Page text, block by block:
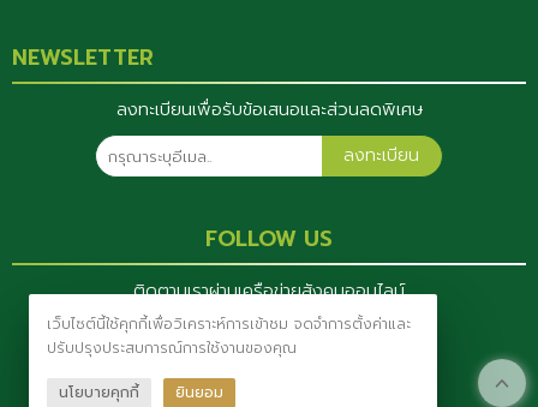
NEWSLETTER
ลงทะเบียนเพื่อรับข้อเสนอและส่วนลดพิเศษ
ลงทะเบียน
FOLLOW US
ติดตามเราผ่านเครือข่ายสังคมออนไลน์
เว็บไซต์นี้ใช้คุกกี้เพื่อวิเคราะห์การเข้าชม จดจำการตั้งค่าและ
ปรับปรุงประสบการณ์การใช้งานของคุณ
นโยบายคุกกี้ ยินยอม